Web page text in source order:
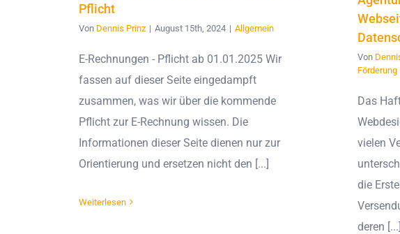
Pflicht
Von Dennis Prinz | August 15th, 2024 | Allgemein
E-Rechnungen - Pflicht ab 01.01.2025 Wir
fassen auf dieser Seite eingedampft
zusammen, was wir über die kommende
Pflicht zur E-Rechnung wissen. Die
Informationen dieser Seite dienen nur zur
Orientierung und ersetzen nicht den [...]
Weiterlesen
Von
Förderung
Das
vielen
die
deren [...]